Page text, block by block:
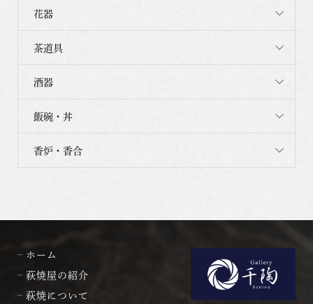
花器
茶道具
酒器
飯碗・丼
香炉・香合
ホーム
萩焼屋の紹介
萩焼について